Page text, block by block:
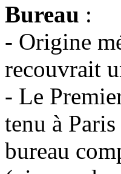
Bureau :
- Origine
recouvrait
- Le
tenu à
bureau